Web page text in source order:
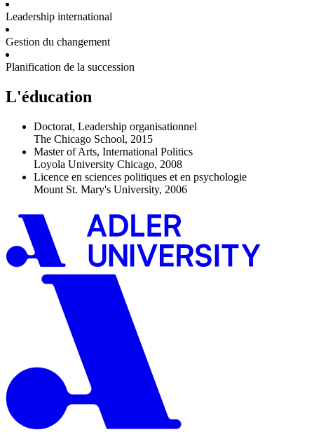
Leadership international
Gestion du changement
Planification de la succession
L'éducation
Doctorat, Leadership organisationnel
The Chicago School, 2015
Master of Arts, International Politics
Loyola University Chicago, 2008
Licence en sciences politiques et en psychologie
Mount St. Mary's University, 2006